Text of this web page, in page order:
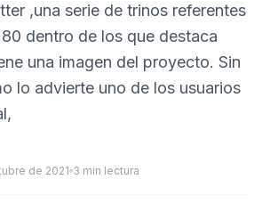
,una serie de trinos referentes
dentro de los que destaca
una imagen del proyecto. Sin
lo advierte uno de los usuarios
de 2021 3 min lectura